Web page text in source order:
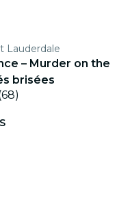
Lauderdale
– Murder on the
brisées